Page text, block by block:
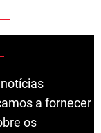
a fornecer
os